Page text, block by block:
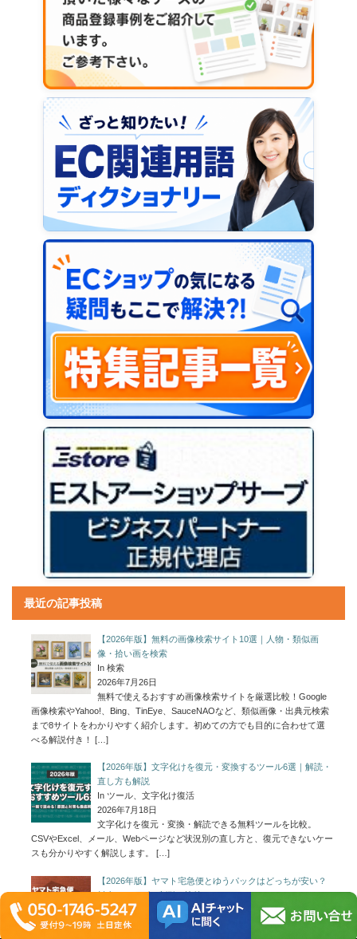
最近の記事投稿
【2026年版】無料の画像検索サイト10選｜人物・類似画
像・拾い画を検索
In 検索
2026年7月26日
無料で使えるおすすめ画像検索サイトを厳選比較！Google
画像検索やYahoo!、Bing、TinEye、SauceNAOなど、類似画像・出典元検索
まで8サイトをわかりやすく紹介します。初めての方でも目的に合わせて選
べる解説付き！
[…]
【2026年版】文字化けを復元・変換するツール6選｜解読・
直し方も解説
In ツール、文字化け復活
2026年7月18日
文字化けを復元・変換・解読できる無料ツールを比較。
CSVやExcel、メール、Webページなど状況別の直し方と、復元できないケー
スも分かりやすく解説します。
[…]
【2026年版】ヤマト宅急便とゆうパックはどっちが安い？
料金・サイズ・割引で比較
In ネットショップ
2026年7月2日